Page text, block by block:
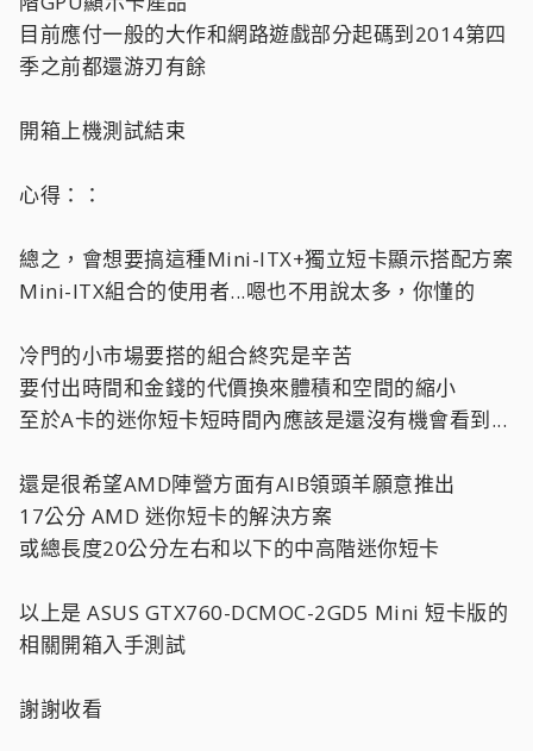
目前應付一般的大作和網路遊戲部分起碼到2014第四
季之前都還游刃有餘
開箱上機測試結束
心得：：
總之，會想要搞這種Mini-ITX+獨立短卡顯示搭配方案
Mini-ITX組合的使用者...嗯也不用說太多，你懂的
冷門的小市場要搭的組合終究是辛苦
要付出時間和金錢的代價換來體積和空間的縮小
至於A卡的迷你短卡短時間內應該是還沒有機會看到...
還是很希望AMD陣營方面有AIB領頭羊願意推出
17公分 AMD 迷你短卡的解決方案
或總長度20公分左右和以下的中高階迷你短卡
以上是 ASUS GTX760-DCMOC-2GD5 Mini 短卡版的
相關開箱入手測試
謝謝收看